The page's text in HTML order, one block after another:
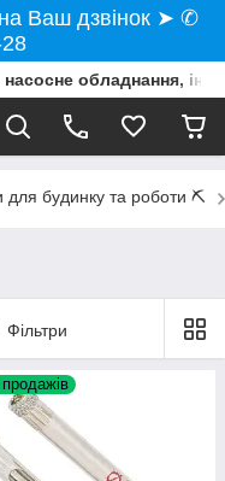
Ваш дзвінок ➤ ✆
обладнання,
для будинку та роботи ⛏️
Фільтри